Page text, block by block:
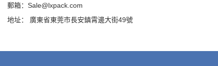
郵箱：Sale@lxpack.com
地址： 廣東省東莞市長安鎮霄邊大街49號